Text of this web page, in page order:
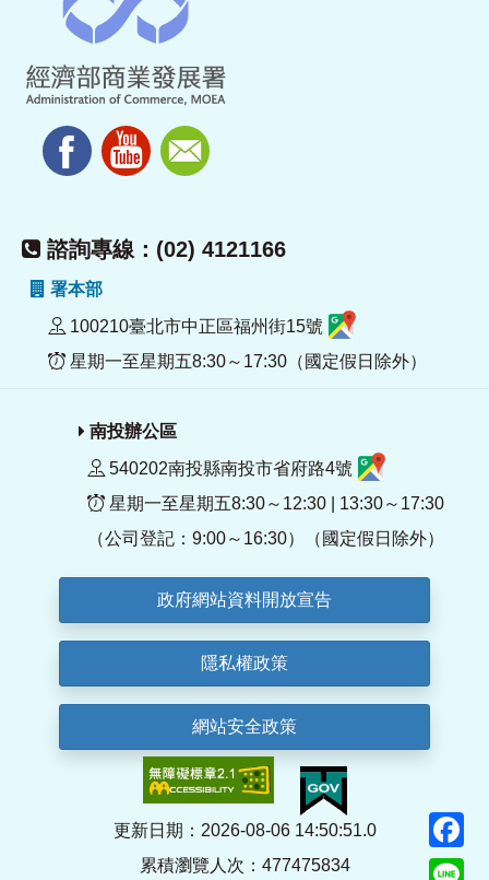
諮詢專線：(02) 4121166
署本部
100210臺北市中正區福州街15號
星期一至星期五8:30～17:30（國定假日除外）
南投辦公區
540202南投縣南投市省府路4號
星期一至星期五8:30～12:30 | 13:30～17:30
（公司登記：9:00～16:30）（國定假日除外）
政府網站資料開放宣告
隱私權政策
網站安全政策
更新日期：2026-08-06 14:50:51.0
累積瀏覽人次：477475834